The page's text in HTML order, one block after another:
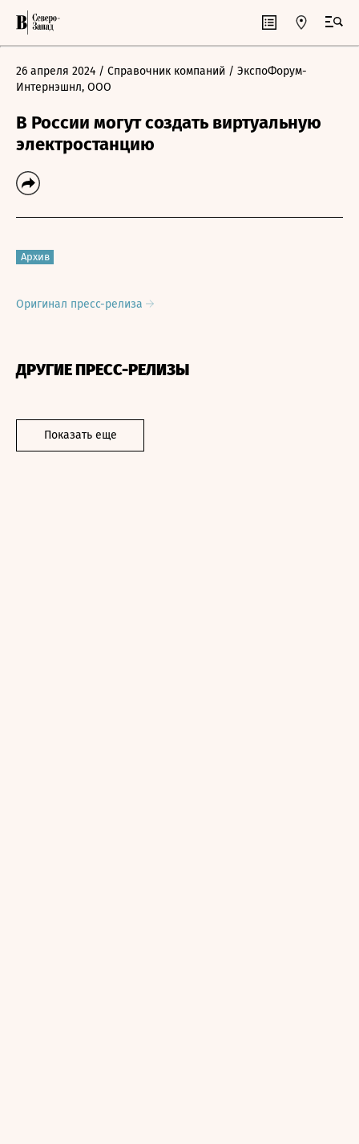
26 апреля 2024 / Справочник компаний / ЭкспоФорум-
Интернэшнл, ООО
В России могут создать виртуальную
электростанцию
Архив
Оригинал пресс-релиза
ДРУГИЕ ПРЕСС-РЕЛИЗЫ
Показать еще